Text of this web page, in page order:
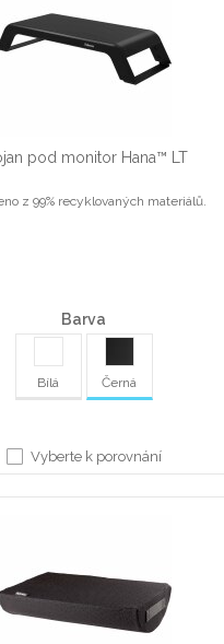
pod monitor Hana™ LT
z 99% recyklovaných materiálů.
Barva
Bílá Černá
Vyberte k porovnání